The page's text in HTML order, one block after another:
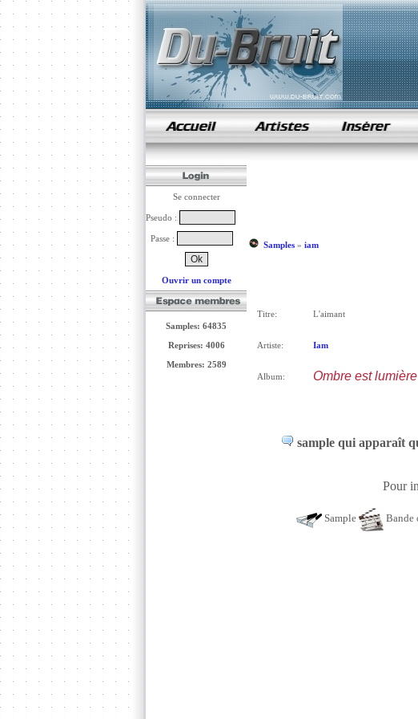
samples de rap
Se connecter
Pseudo :
Passe :
Ouvrir un compte
Samples: 64835
Reprises: 4006
Membres: 2589
Samples» iam
Titre: L'aimant
Artiste: Iam
Album: Ombre est lumière
sample qui apparaît
Pour
Sample Bande